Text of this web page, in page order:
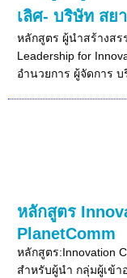
เลิศ- บริษัท สย
หลักสูตร ผู้นำสร้างสร
Leadership for
อำนวยการ ผู้จัดการ บ
หลักสูตร
PlanetComm
หลักสูตร:Innovation
สำหรับผู้นำ กลุ่มผู้เข้า